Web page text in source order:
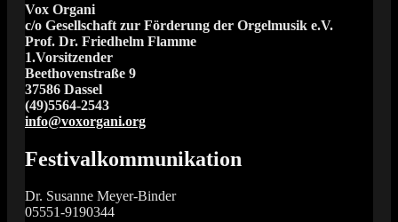
Vox Organi
c/o Gesellschaft zur Förderung der Orgelmusik e.V.
Prof. Dr. Friedhelm Flamme
1.Vorsitzender
Beethovenstraße 9
37586 Dassel
(49)5564-2543
info@voxorgani.org
Festivalkommunikation
Dr. Susanne Meyer-Binder
05551-9190344